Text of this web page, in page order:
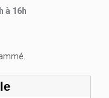
à 16h